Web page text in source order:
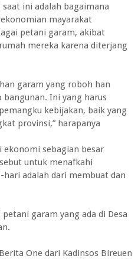
ini adalah bagaimana
mayarakat
petani garam, akibat
mereka karena diterjang
garam yang roboh han
bangunan. Ini yang harus
kebijakan, baik yang
provinsi,” harapanya
ekonomi sebagian besar
untuk menafkahi
adalah dari membuat dan
garam yang ada di Desa
One dari Kadinsos Bireuen